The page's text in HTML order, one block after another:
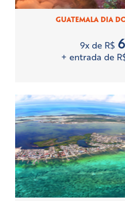
GUATEMALA DIA
9x de R$
+ entrada de